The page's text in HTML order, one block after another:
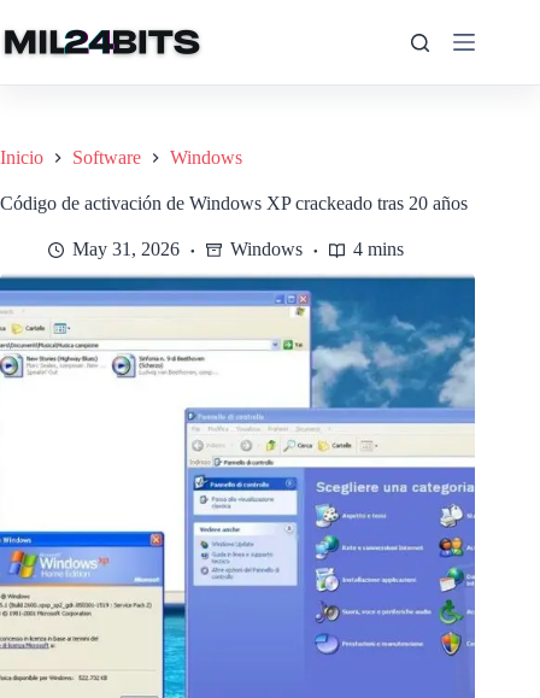
al
contenido
Inicio Software Windows
Código de activación de Windows XP crackeado tras 20 años
May 31, 2026 Windows 4 mins